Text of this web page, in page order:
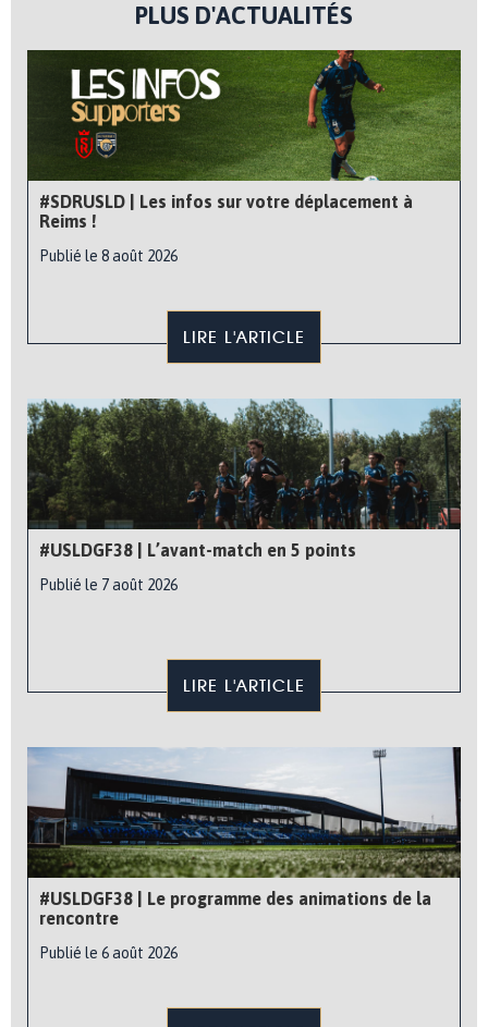
PLUS D'ACTUALITÉS
#SDRUSLD | Les infos sur votre déplacement à
Reims !
Publié le 8 août 2026
LIRE L'ARTICLE
#USLDGF38 | L’avant-match en 5 points
Publié le 7 août 2026
LIRE L'ARTICLE
#USLDGF38 | Le programme des animations de la
rencontre
Publié le 6 août 2026